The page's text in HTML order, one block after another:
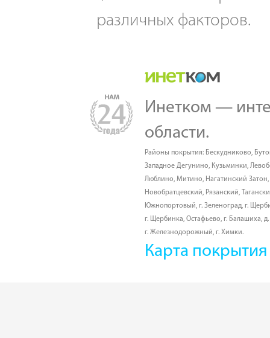
различных факторов.
Инетком —
области.
Районы покрытия: Бескудниково,
Западное Дегунино, Кузьминки,
Люблино, Митино, Нагатинский Затон,
Новобратцевский, Рязанский,
Южнопортовый, г. Зеленоград, г.
г. Щербинка, Остафьево, г. Балашиха,
г. Железнодорожный, г. Химки.
Карта